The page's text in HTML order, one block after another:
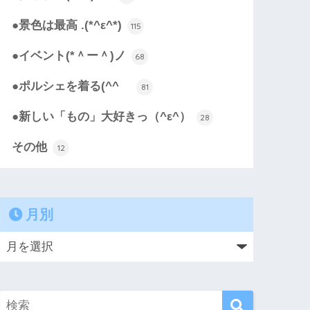
●景色は最高 .(*^ε^*) 115
●イベント(*＾ー＾)ノ 68
●ポルシェを着る(^^ゞ 81
●新しい「もの」大好きっ（^ε^） 28
その他 12
月別